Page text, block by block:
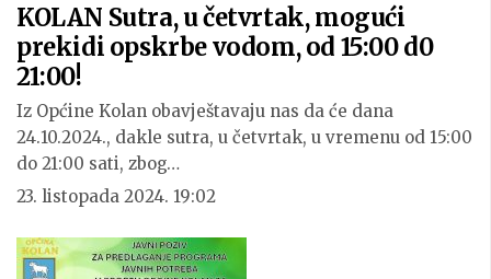
KOLAN Sutra, u četvrtak, mogući
prekidi opskrbe vodom, od 15:00 d0
21:00!
Iz Općine Kolan obavještavaju nas da će dana
24.10.2024., dakle sutra, u četvrtak, u vremenu od 15:00
do 21:00 sati, zbog…
23. listopada 2024. 19:02